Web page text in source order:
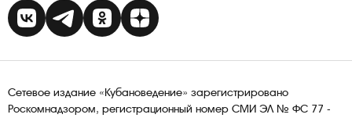
Сетевое издание «Кубановедение» зарегистрировано
Роскомнадзором, регистрационный номер СМИ ЭЛ № ФС 77 -